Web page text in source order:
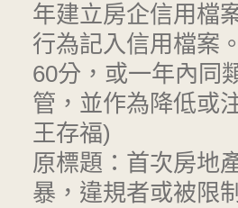
年建立房企信用檔
行為記入信用檔案
60分，或一年內同
管，並作為降低或
王存福)
原標題：首次房地
暴，違規者或被限